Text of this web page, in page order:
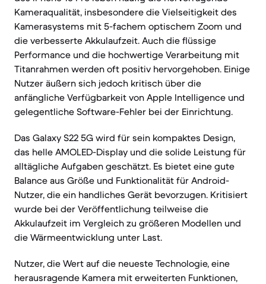
Kameraqualität, insbesondere die Vielseitigkeit des
Kamerasystems mit 5-fachem optischem Zoom und
die verbesserte Akkulaufzeit. Auch die flüssige
Performance und die hochwertige Verarbeitung mit
Titanrahmen werden oft positiv hervorgehoben. Einige
Nutzer äußern sich jedoch kritisch über die
anfängliche Verfügbarkeit von Apple Intelligence und
gelegentliche Software-Fehler bei der Einrichtung.
Das Galaxy S22 5G wird für sein kompaktes Design,
das helle AMOLED-Display und die solide Leistung für
alltägliche Aufgaben geschätzt. Es bietet eine gute
Balance aus Größe und Funktionalität für Android-
Nutzer, die ein handliches Gerät bevorzugen. Kritisiert
wurde bei der Veröffentlichung teilweise die
Akkulaufzeit im Vergleich zu größeren Modellen und
die Wärmeentwicklung unter Last.
Nutzer, die Wert auf die neueste Technologie, eine
herausragende Kamera mit erweiterten Funktionen,